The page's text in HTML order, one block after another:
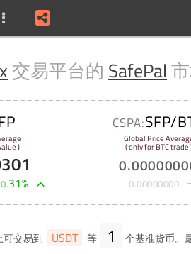
交易平台的 SafePal
)
0.31%
CSPA:SFP/
Global Price
( only for BTC trade
0.
0.00000000
交易到 USDT 等 1 个基准货币。